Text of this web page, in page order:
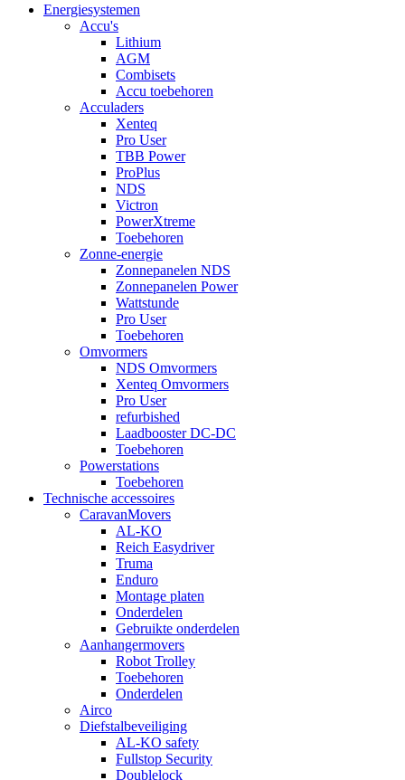
Energiesystemen
Accu's
Lithium
AGM
Combisets
Accu toebehoren
Acculaders
Xenteq
Pro User
TBB Power
ProPlus
NDS
Victron
PowerXtreme
Toebehoren
Zonne-energie
Zonnepanelen NDS
Zonnepanelen Power
Wattstunde
Pro User
Toebehoren
Omvormers
NDS Omvormers
Xenteq Omvormers
Pro User
refurbished
Laadbooster DC-DC
Toebehoren
Powerstations
Toebehoren
Technische accessoires
CaravanMovers
AL-KO
Reich Easydriver
Truma
Enduro
Montage platen
Onderdelen
Gebruikte onderdelen
Aanhangermovers
Robot Trolley
Toebehoren
Onderdelen
Airco
Diefstalbeveiliging
AL-KO safety
Fullstop Security
Doublelock